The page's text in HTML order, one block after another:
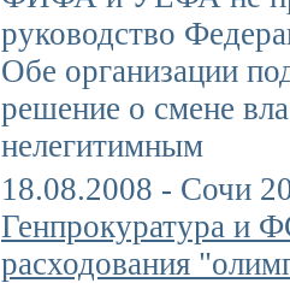
руководство
Обе организации
решение о смене
нелегитимным
18.08.2008 - Сочи
Генпрокуратура и
расходования